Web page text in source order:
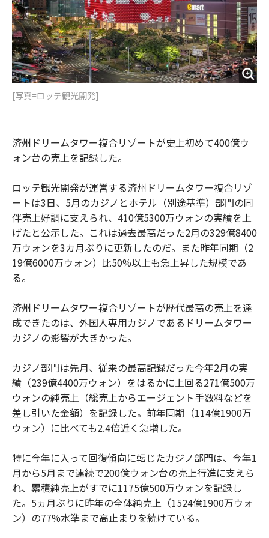
[写真=ロッテ観光開発]
済州ドリームタワー複合リゾートが史上初めて400億ウ
ォン台の売上を記録した。
ロッテ観光開発が運営する済州ドリームタワー複合リゾ
ートは3日、5月のカジノとホテル（別途基準）部門の同
伴売上好調に支えられ、410億5300万ウォンの実績を上
げたと公示した。これは過去最高だった2月の329億8400
万ウォンを3カ月ぶりに更新したのだ。また昨年同期（2
19億6000万ウォン）比50%以上も急上昇した規模であ
る。
済州ドリームタワー複合リゾートが歴代最高の売上を達
成できたのは、外国人専用カジノであるドリームタワー
カジノの影響が大きかった。
カジノ部門は先月、従来の最高記録だった今年2月の実
績（239億4400万ウォン）をはるかに上回る271億500万
ウォンの純売上（総売上からエージェント手数料などを
差し引いた金額）を記録した。前年同期（114億1900万
ウォン）に比べても2.4倍近く急増した。
特に今年に入って回復傾向に転じたカジノ部門は、今年1
月から5月まで連続で200億ウォン台の売上行進に支えら
れ、累積純売上がすでに1175億500万ウォンを記録し
た。5ヵ月ぶりに昨年の全体純売上（1524億1900万ウォ
ン）の77%水準まで高止まりを続けている。